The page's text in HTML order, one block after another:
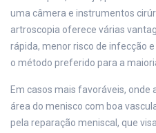
uma câmera e instrumentos
artroscopia oferece várias
rápida, menor risco de infecção
o método preferido para a
Em casos mais favoráveis,
área do menisco com boa
pela reparação meniscal, que